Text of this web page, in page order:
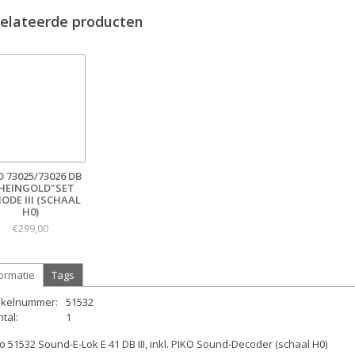
producten
73025/73026 DB
III (SCHAAL
H0)
€299,00
Tags
51532
1
51532 Sound-E-Lok E 41 DB III, inkl. PIKO Sound-Decoder (schaal H0)